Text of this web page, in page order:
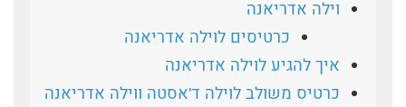
וילה אדריאנה
כרטיסים לוילה אדריאנה
איך להגיע לוילה אדריאנה
כרטיס משולב לוילה ד'אסטה ווילה אדריאנה